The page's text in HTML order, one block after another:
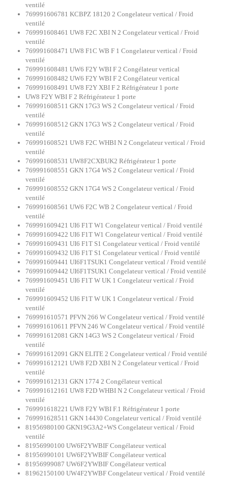
ventilé
769991606781 KCBPZ 18120 2 Congelateur vertical / Froid
ventilé
769991608461 UW8 F2C XBI N 2 Congelateur vertical / Froid
ventilé
769991608471 UW8 F1C WB F 1 Congelateur vertical / Froid
ventilé
769991608481 UW6 F2Y WBI F 2 Congélateur vertical
769991608482 UW6 F2Y WBI F 2 Congélateur vertical
769991608491 UW8 F2Y XBI F 2 Réfrigérateur 1 porte
UW8 F2Y WBI F 2 Réfrigérateur 1 porte
769991608511 GKN 17G3 WS 2 Congelateur vertical / Froid
ventilé
769991608512 GKN 17G3 WS 2 Congelateur vertical / Froid
ventilé
769991608521 UW8 F2C WHBI N 2 Congelateur vertical / Froid
ventilé
769991608531 UW8F2CXBUK2 Réfrigérateur 1 porte
769991608551 GKN 17G4 WS 2 Congelateur vertical / Froid
ventilé
769991608552 GKN 17G4 WS 2 Congelateur vertical / Froid
ventilé
769991608561 UW6 F2C WB 2 Congelateur vertical / Froid
ventilé
769991609421 UI6 F1T W1 Congelateur vertical / Froid ventilé
769991609422 UI6 F1T W1 Congelateur vertical / Froid ventilé
769991609431 UI6 F1T S1 Congelateur vertical / Froid ventilé
769991609432 UI6 F1T S1 Congelateur vertical / Froid ventilé
769991609441 UI6F1TSUK1 Congelateur vertical / Froid ventilé
769991609442 UI6F1TSUK1 Congelateur vertical / Froid ventilé
769991609451 UI6 F1T W UK 1 Congelateur vertical / Froid
ventilé
769991609452 UI6 F1T W UK 1 Congelateur vertical / Froid
ventilé
769991610571 PFVN 266 W Congelateur vertical / Froid ventilé
769991610611 PFVN 246 W Congelateur vertical / Froid ventilé
769991612081 GKN 14G3 WS 2 Congelateur vertical / Froid
ventilé
769991612091 GKN ELITE 2 Congelateur vertical / Froid ventilé
769991612121 UW8 F2D XBI N 2 Congelateur vertical / Froid
ventilé
769991612131 GKN 1774 2 Congélateur vertical
769991612161 UW8 F2D WHBI N 2 Congelateur vertical / Froid
ventilé
769991618221 UW8 F2Y WBI F.1 Réfrigérateur 1 porte
769991628511 GKN 14430 Congelateur vertical / Froid ventilé
81956980100 GKN19G3A2+WS Congelateur vertical / Froid
ventilé
81956990100 UW6F2YWBIF Congélateur vertical
81956990101 UW6F2YWBIF Congélateur vertical
81956999087 UW6F2YWBIF Congélateur vertical
81962150100 UW4F2YWBF Congelateur vertical / Froid ventilé